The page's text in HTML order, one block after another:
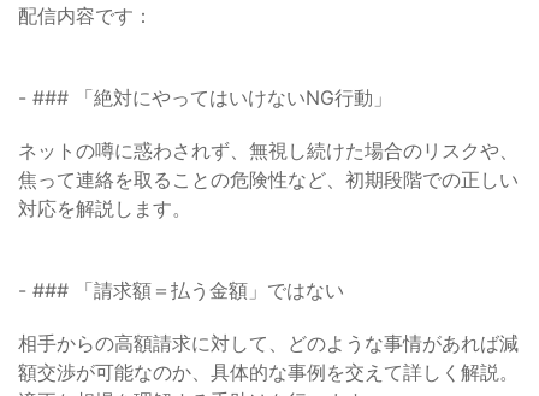
配信内容です：
- ### 「絶対にやってはいけないNG行動」
ネットの噂に惑わされず、無視し続けた場合のリスクや、
焦って連絡を取ることの危険性など、初期段階での正しい
対応を解説します。
- ### 「請求額＝払う金額」ではない
相手からの高額請求に対して、どのような事情があれば減
額交渉が可能なのか、具体的な事例を交えて詳しく解説。